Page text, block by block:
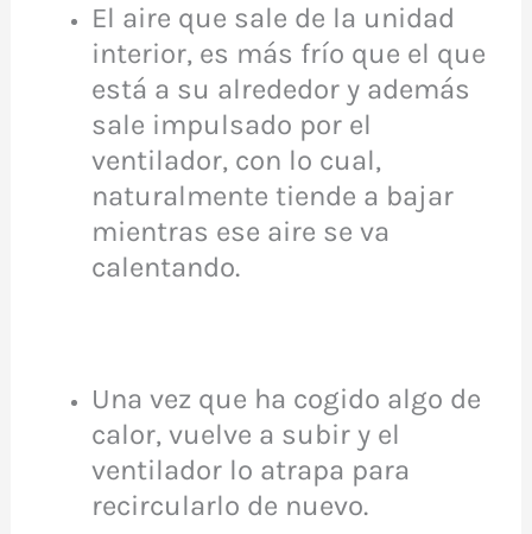
El aire que sale de la unidad
interior, es más frío que el que
está a su alrededor y además
sale impulsado por el
ventilador, con lo cual,
naturalmente tiende a bajar
mientras ese aire se va
calentando.
Una vez que ha cogido algo de
calor, vuelve a subir y el
ventilador lo atrapa para
recircularlo de nuevo.